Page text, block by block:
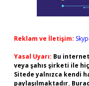
Reklam ve İletişim:
Yasal Uyarı: Bu
veya şahıs şirketi ile
Sitede yalnızca kendi
paylaşılmaktadır.